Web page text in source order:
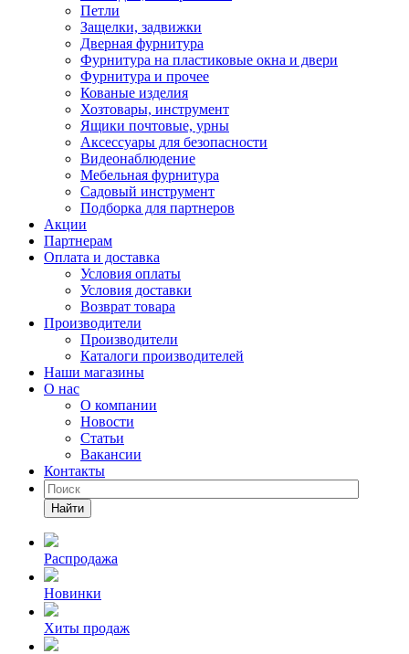
Петли
Защелки, задвижки
Дверная фурнитура
Фурнитура на пластиковые окна и двери
Фурнитура и прочее
Кованые изделия
Хозтовары, инструмент
Ящики почтовые, урны
Аксессуары для безопасности
Видеонаблюдение
Мебельная фурнитура
Садовый инструмент
Подборка для партнеров
Акции
Партнерам
Оплата и доставка
Условия оплаты
Условия доставки
Возврат товара
Производители
Производители
Каталоги производителей
Наши магазины
О нас
О компании
Новости
Статьи
Вакансии
Контакты
Найти
Распродажа
Новинки
Хиты продаж